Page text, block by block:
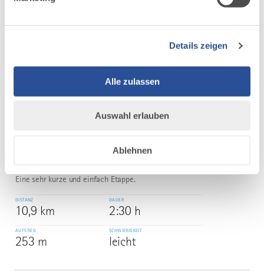
Details zeigen
Alle zulassen
Auswahl erlauben
Ablehnen
3,2 km 0:50 h
Himmelsstürmer Route der
Schattwald/Tannheimer Tal -
Eine sehr kurze und einfach Etappe.
DISTANZ
10,9 km
DAUER
2:30 h
AUFSTIEG
253 m
SCHWIERIGKEIT
leicht
dazu